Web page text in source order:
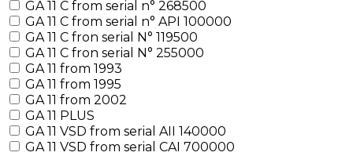
GA 11 C from serial n° 268500
GA 11 C from serial n° API 100000
GA 11 C fron serial N° 119500
GA 11 C fron serial N° 255000
GA 11 from 1993
GA 11 from 1995
GA 11 from 2002
GA 11 PLUS
GA 11 VSD from serial AII 140000
GA 11 VSD from serial CAI 700000